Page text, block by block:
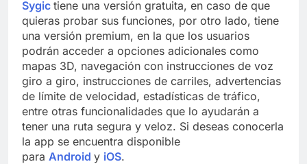
Sygic tiene una versión gratuita, en caso de que
quieras probar sus funciones, por otro lado, tiene
una versión premium, en la que los usuarios
podrán acceder a opciones adicionales como
mapas 3D, navegación con instrucciones de voz
giro a giro, instrucciones de carriles, advertencias
de límite de velocidad, estadísticas de tráfico,
entre otras funcionalidades que lo ayudarán a
tener una ruta segura y veloz. Si deseas conocerla
la app se encuentra disponible
para Android y iOS.